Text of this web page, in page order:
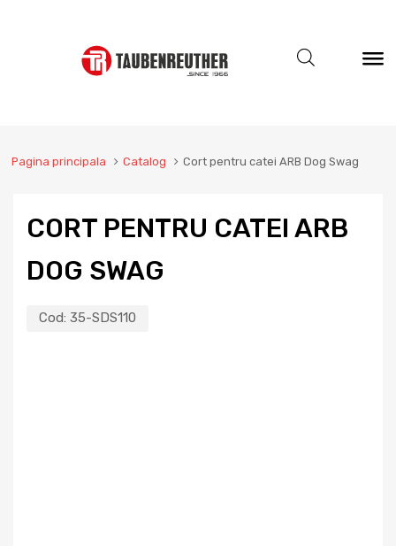
Pagina principala Catalog Cort pentru catei ARB Dog Swag
CORT PENTRU CATEI ARB
DOG SWAG
Cod: 35-SDS110